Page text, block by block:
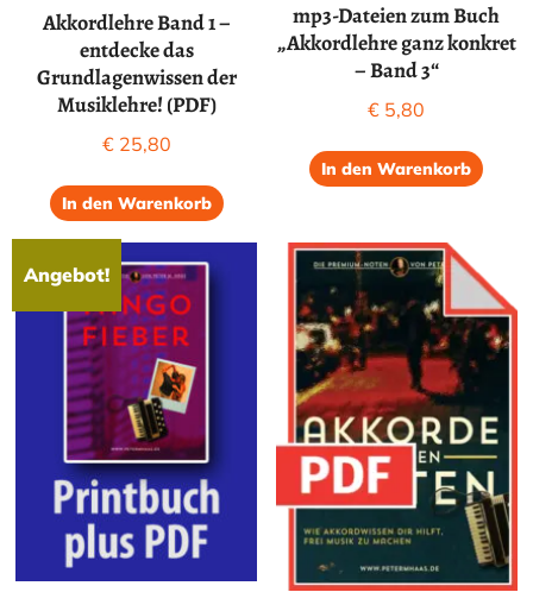
Akkordlehre Band 1 –
entdecke das
Grundlagenwissen der
Musiklehre! (PDF)
€25,80
In den Warenkorb
mp3-Dateien zum Buch
„Akkordlehre ganz konkret
– Band 3“
€ 5,80
In den Warenkorb
Angebot!